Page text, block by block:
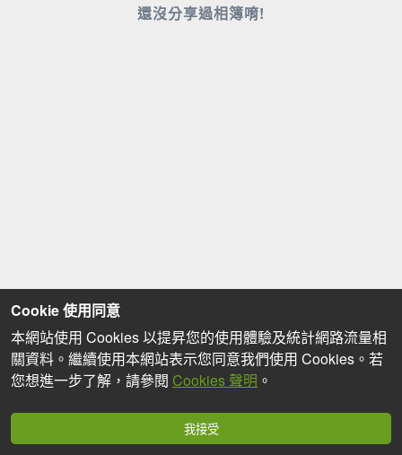
還沒分享過相簿唷!
Cookie 使用同意
本網站使用 Cookies 以提昇您的使用體驗及統計網路流量相
關資料。繼續使用本網站表示您同意我們使用 Cookies。若
您想進一步了解，請參閱 Cookies 聲明 。
我接受